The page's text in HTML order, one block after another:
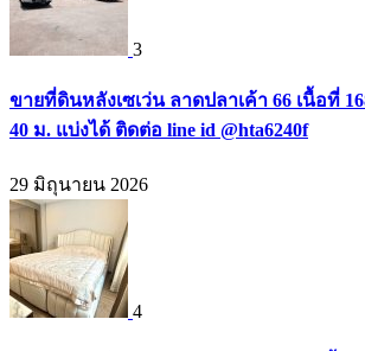
3
ขายที่ดินหลังเซเว่น ลาดปลาเค้า 66 เนื้อที่
40 ม. แบ่งได้ ติดต่อ line id @hta6240f
29 มิถุนายน 2026
4